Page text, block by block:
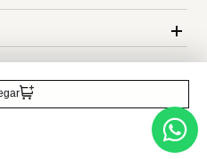
Suscribirse